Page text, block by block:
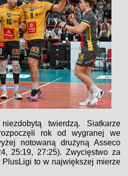
twierdzą. Siatkarze
rok od wygranej we
notowaną drużyną Asseco
25:19, 27:25). Zwycięstwo za
to w największej mierze